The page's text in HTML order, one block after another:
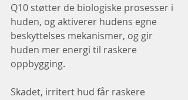
Q10 støtter de biologiske prosesser i
huden, og aktiverer hudens egne
beskyttelses mekanismer, og gir
huden mer energi til raskere
oppbygging.
Skadet, irritert hud får raskere